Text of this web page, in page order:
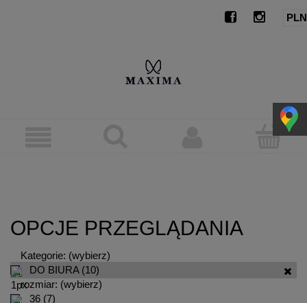
OPCJE PRZEGLĄDANIA
Kategorie: (wybierz)
DO BIURA (10)
rozmiar: (wybierz)
36 (7)